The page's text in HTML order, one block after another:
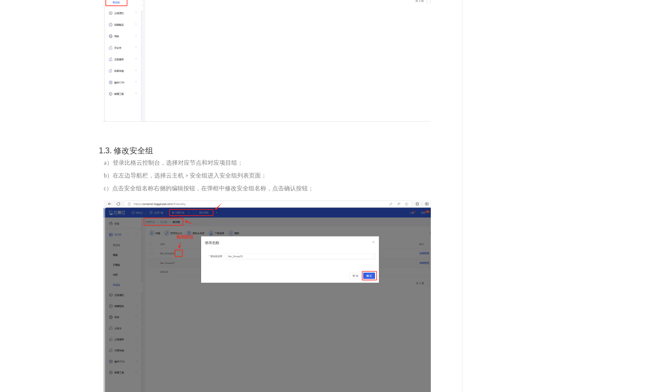
1.3. 修改安全组
a ）登录比格云控制台，选择对应节点和对应项目组 ；
b）在左边导航栏，选择云主机 > 安全组进入安全组列表页面；
c）点击安全组名称右侧的编辑按钮 ，在弹框中修改安全组名称，点击确认按钮；